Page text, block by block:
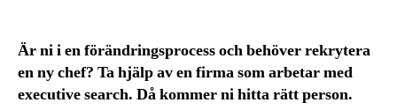
Är ni i en förändringsprocess och behöver rekrytera
en ny chef? Ta hjälp av en firma som arbetar med
executive search. Då kommer ni hitta rätt person.